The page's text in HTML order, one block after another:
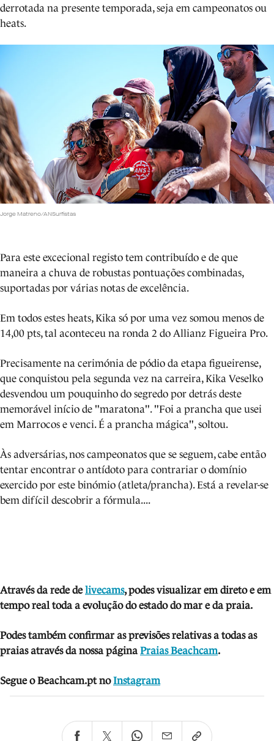
derrotada na presente temporada, seja em campeonatos ou
heats.
Jorge Matreno/ANSurfistas
Para este excecional registo tem contribuído e de que
maneira a chuva de robustas pontuações combinadas,
suportadas por várias notas de excelência.
Em todos estes heats, Kika só por uma vez somou menos de
14,00 pts, tal aconteceu na ronda 2 do Allianz Figueira Pro.
Precisamente na cerimónia de pódio da etapa figueirense,
que conquistou pela segunda vez na carreira, Kika Veselko
desvendou um pouquinho do segredo por detrás deste
memorável início de "maratona". "Foi a prancha que usei
em Marrocos e venci. É a prancha mágica", soltou.
Às adversárias, nos campeonatos que se seguem, cabe então
tentar encontrar o antídoto para contrariar o domínio
exercido por este binómio (atleta/prancha). Está a revelar-se
bem difícil descobrir a fórmula....
Através da rede delivecams, podes visualizar em direto e em
tempo real toda a evolução do estado do mar e da praia.
Podes também confirmar as previsões relativas a todas as
praias através da nossa páginaPraias Beachcam.
Segue o Beachcam.pt no Instagram